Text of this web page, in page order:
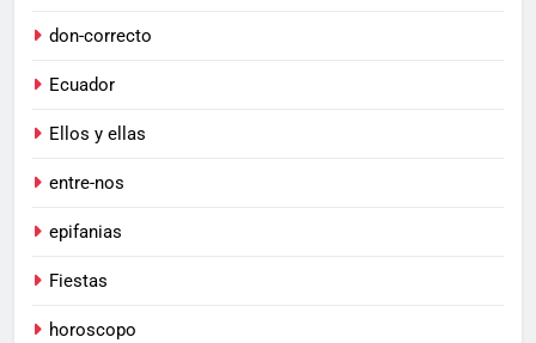
don-correcto
Ecuador
Ellos y ellas
entre-nos
epifanias
Fiestas
horoscopo